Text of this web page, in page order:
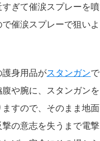
ぎて催涙スプレーを噴
催涙スプレーで狙いよ
身用品がスタンガンで
や腕に、スタンガンを
すので、そのまま地面
の意志を失うまで電撃